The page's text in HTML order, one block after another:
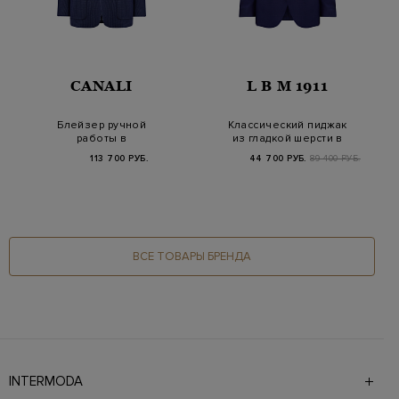
CANALI
Блейзер ручной
работы в
стиле из хлопка…
113 700 РУБ.
L B M 1911
Классический пиджак
из гладкой шерсти в
44 700 РУБ. 89 400 РУБ.
ВСЕ ТОВАРЫ БРЕНДА
INTERMODA